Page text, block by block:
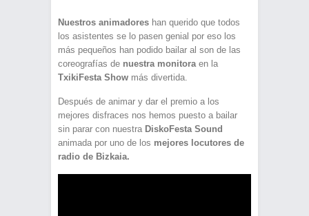
Nuestros animadores han querido que todos
los asistentes se lo pasen genial por eso los
más pequeños han podido bailar al son de las
coreografías de nuestra monitora en la
TxikiFesta Show más divertida.
Después de animar y dar el premio a los
mejores disfraces nos hemos puesto a bailar
sin parar con nuestra DiskoFesta Sound
animada por uno de los mejores locutores de
radio de Bizkaia.